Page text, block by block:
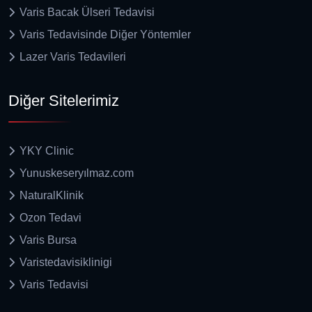
Varis Bacak Ülseri Tedavisi
Varis Tedavisinde Diğer Yöntemler
Lazer Varis Tedavileri
Diğer Sitelerimiz
YKY Clinic
Yunuskeseryılmaz.com
NaturalKlinik
Ozon Tedavi
Varis Bursa
Varistedavisiklinigi
Varis Tedavisi